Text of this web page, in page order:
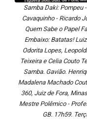
Samba Daki: Pompeu
Cavaquinho - Ricardo
Quem Sabe o Papel
Embaixo: Batatas!
Odorita Lopes,
Teixeira e Celia Couto
Samba. Gavião.
Madalena Machado
360, Juiz de Fora,
Mestre Polêmico -
GB. 17h59.